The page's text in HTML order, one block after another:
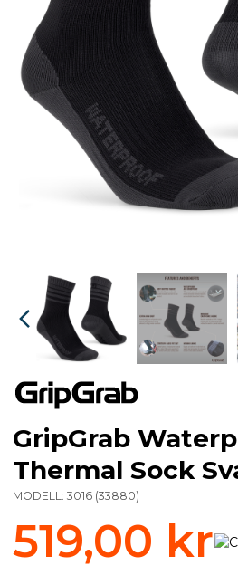
GripGrab
Thermal Sock
MODELL: 3016 (33880)
519,00 kr